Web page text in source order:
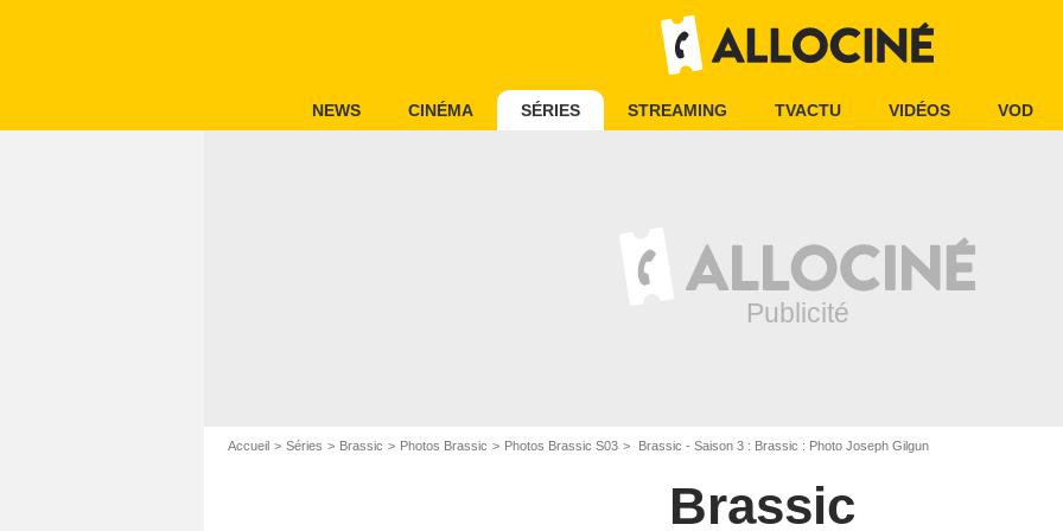
NEWS CINÉMA SÉRIES STREAMING TVACTU VIDÉOS VOD
Accueil Séries Brassic Photos Brassic Photos Brassic S03 Brassic - Saison 3 : Brassic : Photo Joseph Gilgun
Brassic